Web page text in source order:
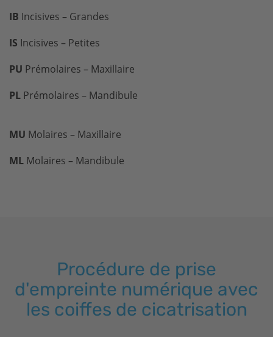
IB Incisives – Grandes
IS Incisives – Petites
PU Prémolaires – Maxillaire
PL Prémolaires – Mandibule
MU Molaires – Maxillaire
ML Molaires – Mandibule
Procédure de prise
d'empreinte numérique avec
les coiffes de cicatrisation